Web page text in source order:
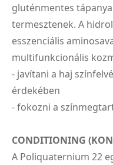
gluténmentes
termesztenek. A
esszenciális
multifunkcionális
- javítani a haj
érdekében
- fokozni a
CONDITIONING
A Poliquaternium 22